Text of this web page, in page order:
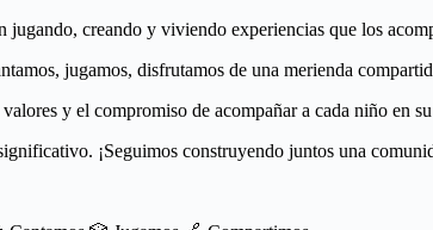
jugando, creando y viviendo experiencias que los
jugamos, disfrutamos de una merienda
y el compromiso de acompañar a cada niño en
¡Seguimos construyendo juntos una